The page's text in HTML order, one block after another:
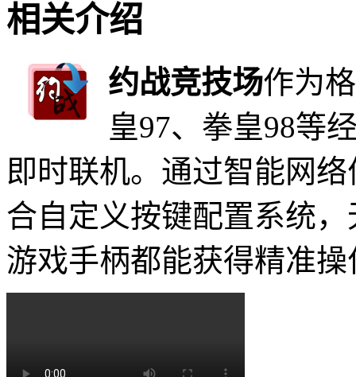
相关介绍
约战竞技场作为
皇97、拳皇98等
即时联机。通过智能网
合自定义按键配置系统
游戏手柄都能获得精准